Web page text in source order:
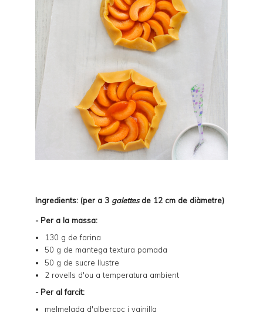
Ingredients: (per a 3 galettesde 12 cm de diàmetre)
- Per a la massa:
130 g de farina
50 g de mantega textura pomada
50 g de sucre llustre
2 rovells d'ou a temperatura ambient
- Per al farcit:
melmelada d'albercoc i vainilla